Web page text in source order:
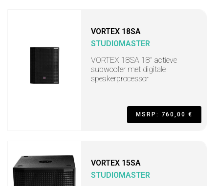
VORTEX 18SA
STUDIOMASTER
VORTEX 18SA 18" actieve
subwoofer met digitale
speakerprocessor
MSRP: 760,00 €
VORTEX 15SA
STUDIOMASTER